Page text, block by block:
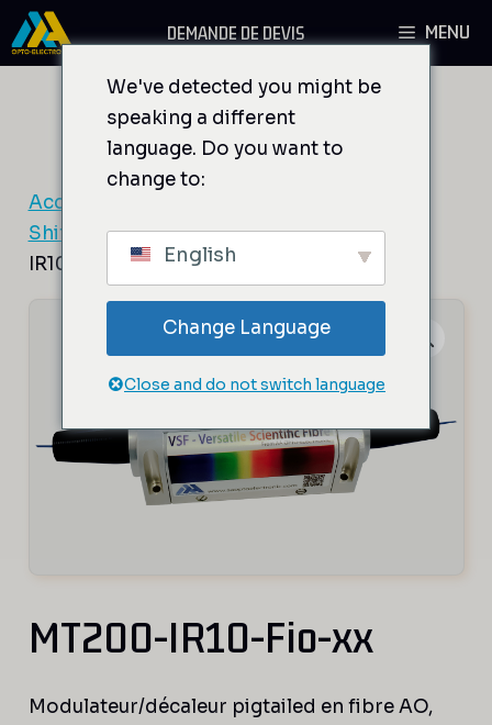
Aller
au
MENU
DEMANDE DE DEVIS
Accueil
Shifters de fréquence fixe fibrés/ MT200-
IR10-Fio-xx
MT200-IR10-Fio-xx
Modulateur/décaleur pigtailed en fibre AO,
We've detected you might be
speaking a different
language. Do you want to
change to:
English
Change Language
Close and do not switch language